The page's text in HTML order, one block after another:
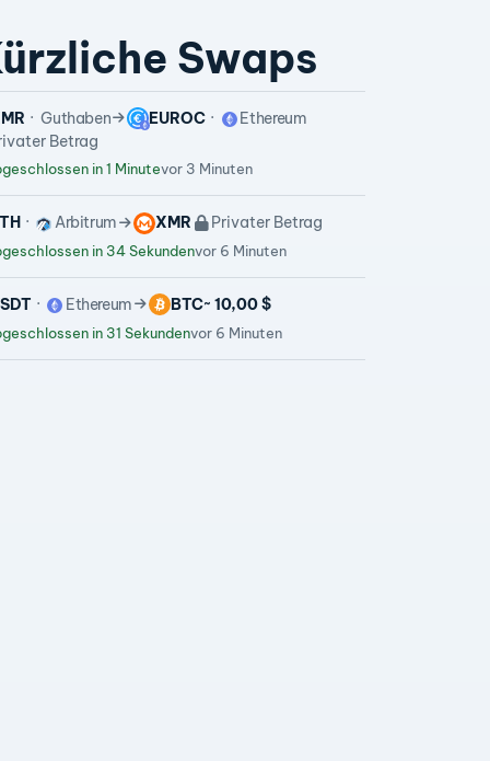
Swaps
Guthaben EUROC
Ethereum
Betrag
in 1 Minutevor 3 Minuten
Arbitrum XMR Privater Betrag
in 34 Sekundenvor 6 Minuten
Ethereum BTC~ 10,00 $
in 31 Sekundenvor 6 Minuten